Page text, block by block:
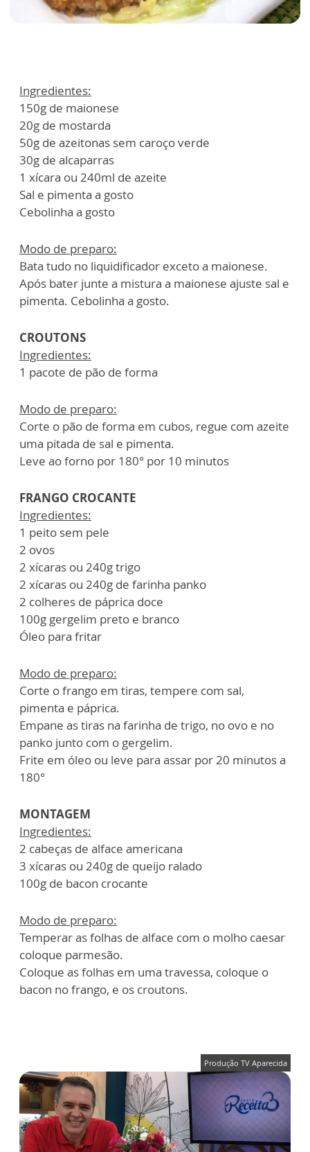
Ingredientes:
150g de maionese
20g de mostarda
50g de azeitonas sem caroço verde
30g de alcaparras
1 xícara ou 240ml de azeite
Sal e pimenta a gosto
Cebolinha a gosto
Modo de preparo:
Bata tudo no liquidificador exceto a maionese.
Após bater junte a mistura a maionese ajuste sal e
pimenta. Cebolinha a gosto.
CROUTONS
Ingredientes:
1 pacote de pão de forma
Modo de preparo:
Corte o pão de forma em cubos, regue com azeite
uma pitada de sal e pimenta.
Leve ao forno por 180° por 10 minutos
FRANGO CROCANTE
Ingredientes:
1 peito sem pele
2 ovos
2 xícaras ou 240g trigo
2 xícaras ou 240g de farinha panko
2 colheres de páprica doce
100g gergelim preto e branco
Óleo para fritar
Modo de preparo:
Corte o frango em tiras, tempere com sal,
pimenta e páprica.
Empane as tiras na farinha de trigo, no ovo e no
panko junto com o gergelim.
Frite em óleo ou leve para assar por 20 minutos a
180°
MONTAGEM
Ingredientes:
2 cabeças de alface americana
3 xícaras ou 240g de queijo ralado
100g de bacon crocante
Modo de preparo:
Temperar as folhas de alface com o molho caesar
coloque parmesão.
Coloque as folhas em uma travessa, coloque o
bacon no frango, e os croutons.
Produção TV Aparecida